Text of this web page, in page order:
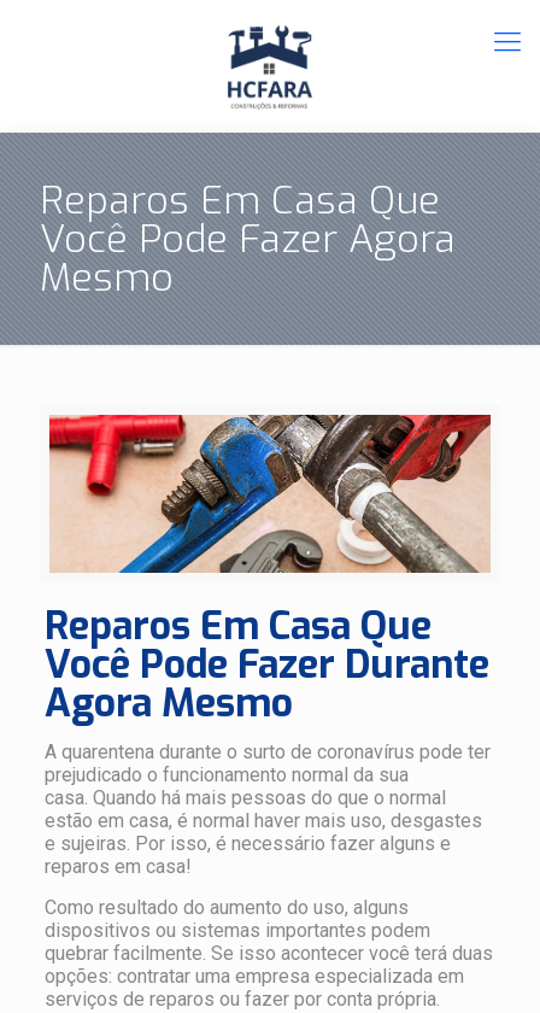
Reparos Em Casa Que
Você Pode Fazer Agora
Mesmo
Reparos Em Casa Que
Você Pode Fazer Durante
Agora Mesmo
A quarentena durante o surto de coronavírus pode ter
prejudicado o funcionamento normal da sua
casa. Quando há mais pessoas do que o normal
estão em casa, é normal haver mais uso, desgastes
e sujeiras. Por isso, é necessário fazer alguns e
reparos em casa!
Como resultado do aumento do uso, alguns
dispositivos ou sistemas importantes podem
quebrar facilmente. Se isso acontecer você terá duas
opções: contratar uma empresa especializada em
serviços de reparos ou fazer por conta própria.